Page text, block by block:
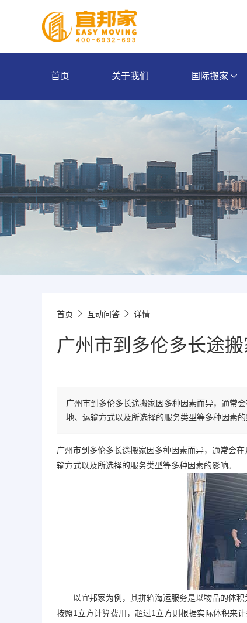
首页 关于我们 国际搬家
首页 互动问答 详情
广州市到多伦多长途搬
广州市到多伦多长途搬家因多种因素而异，通常
地、运输方式以及所选择的服务类型等多种因素的
广州市到多伦多长途搬家因多种因素而异，通常会
输方式以及所选择的服务类型等多种因素的影响。
以宜邦家为例，其拼箱海运服务是以物品的体积
按照1立方计算费用，超过1立方则根据实际体积来